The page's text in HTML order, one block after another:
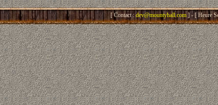
[ Contact : dev@mountyhall.com ] - [ Heure